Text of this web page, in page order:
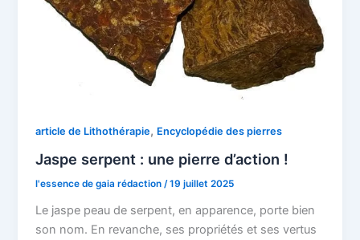
article de Lithothérapie, Encyclopédie des pierres
Jaspe serpent : une pierre d’action !
l'essence de gaia rédaction /19 juillet 2025
Le jaspe peau de serpent, en apparence, porte bien
son nom. En revanche, ses propriétés et ses vertus